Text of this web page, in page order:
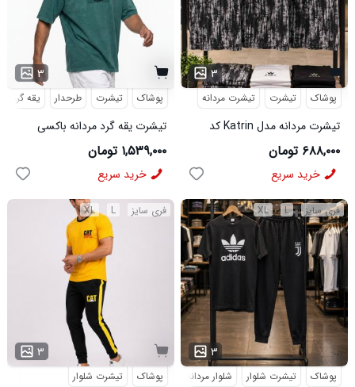
۳
پوشاک تیشرت طرحدار یقه گرد
تیشرت یقه گرد مردانه باکسی
طرحدار مچینست سبز
Balenciaga مدل 50944
۱,۵۳۹,۰۰۰ تومان
خرید سریع
۳
پوشاک تیشرت تیشرت مردانه
تیشرت مردانه مدل Katrin کد
6579
۶۸۸,۰۰۰ تومان
خرید سریع
فری سایز L
XL
۳
پوشاک تیشرت شلوار
فری سایز L
XL
۳ ...
پوشاک تیشرت شلوار شلوار مردانه